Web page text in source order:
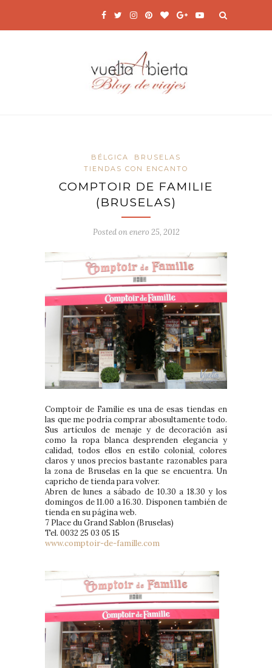
BÉLGICA
BRUSELAS
TIENDAS CON ENCANTO
COMPTOIR DE FAMILIE
(BRUSELAS)
Posted onenero 25, 2012
Comptoir de Familie es una de esas tiendas en
las que me podría comprar abosultamente todo.
Sus artículos de menaje y de decoración así
como la ropa blanca desprenden elegancia y
calidad, todos ellos en estilo colonial, colores
claros y unos precios bastante razonables para
la zona de Bruselas en la que se encuentra. Un
capricho de tienda para volver.
Abren de lunes a sábado de 10.30 a 18.30 y los
domingos de 11.00 a 16.30. Disponen también de
tienda en su página web.
7 Place du Grand Sablon (Bruselas)
Tel. 0032 25 03 05 15
www.comptoir-de-famille.com